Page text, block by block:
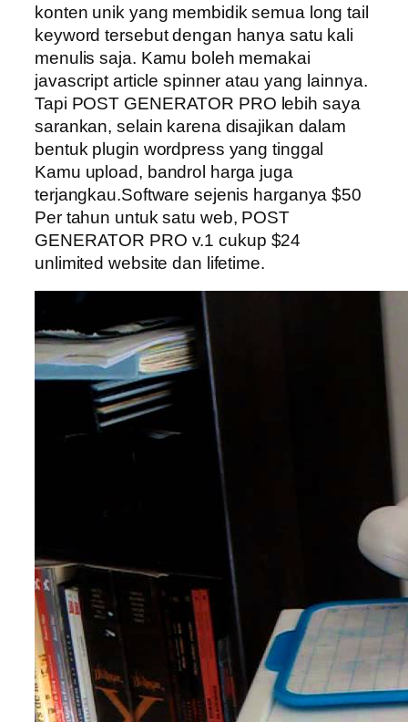
konten unik yang membidik semua long tail
keyword tersebut dengan hanya satu kali
menulis saja. Kamu boleh memakai
javascript article spinner atau yang lainnya.
Tapi POST GENERATOR PRO lebih saya
sarankan, selain karena disajikan dalam
bentuk plugin wordpress yang tinggal
Kamu upload, bandrol harga juga
terjangkau.Software sejenis harganya $50
Per tahun untuk satu web, POST
GENERATOR PRO v.1 cukup $24
unlimited website dan lifetime.